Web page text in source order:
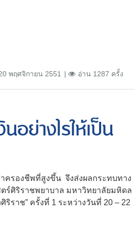
พฤศจิกายน 2551 อ่าน 1287 ครั้ง
อย่างไรให้เป็น
ครองชีพที่สูงขึ้น จึงส่งผลกระทบทาง
ร์ศิริราชพยาบาล มหาวิทยาลัยมหิดล
ริราช” ครั้งที่ 1 ระหว่างวันที่ 20 – 22